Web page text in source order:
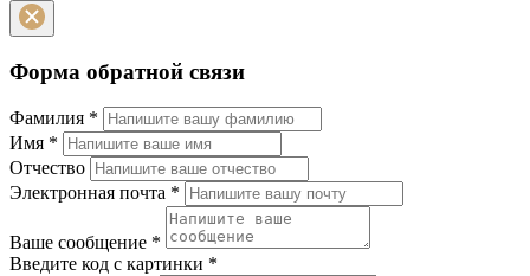
Форма обратной связи
Фамилия *
Имя *
Отчество
Электронная почта *
Ваше сообщение *
Введите код с картинки *